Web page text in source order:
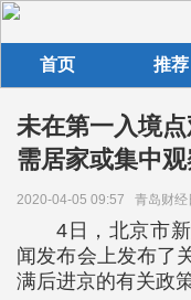
首页 推荐
未在第一入境
需居家或集中
2020-04-05 09:57 青岛财经
4日，北京市
闻发布会上发布了
满后进京的有关政